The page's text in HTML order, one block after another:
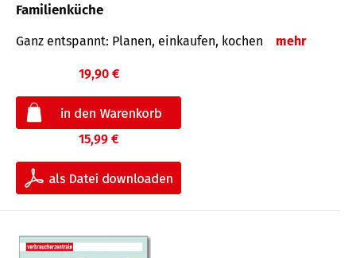
Familienküche
Ganz entspannt: Planen, einkaufen, kochen mehr
19,90 €
15,99 €